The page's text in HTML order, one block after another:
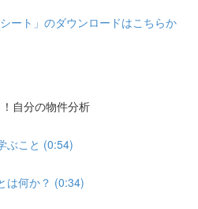
ート」のダウンロードはこちらか
自分の物件分析
ぶこと (0:54)
は何か？ (0:34)